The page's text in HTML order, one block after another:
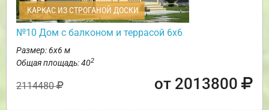
КАРКАС ИЗ СТРОГАНОЙ ДОСКИ
№10 Дом с балконом и террасой 6х6
Размер: 6х6 м
Общая площадь: 402
2114480 от 2013800